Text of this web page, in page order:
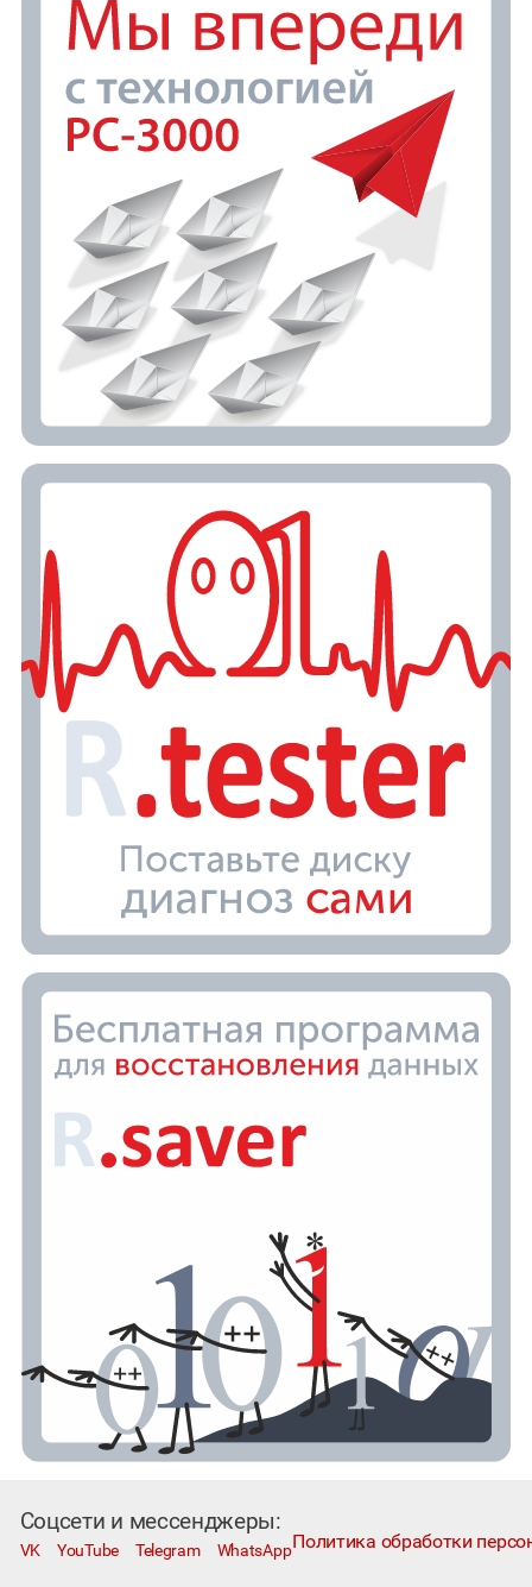
Соцсети и мессенджеры:
VK YouTube Telegram WhatsAppПолитика обработки